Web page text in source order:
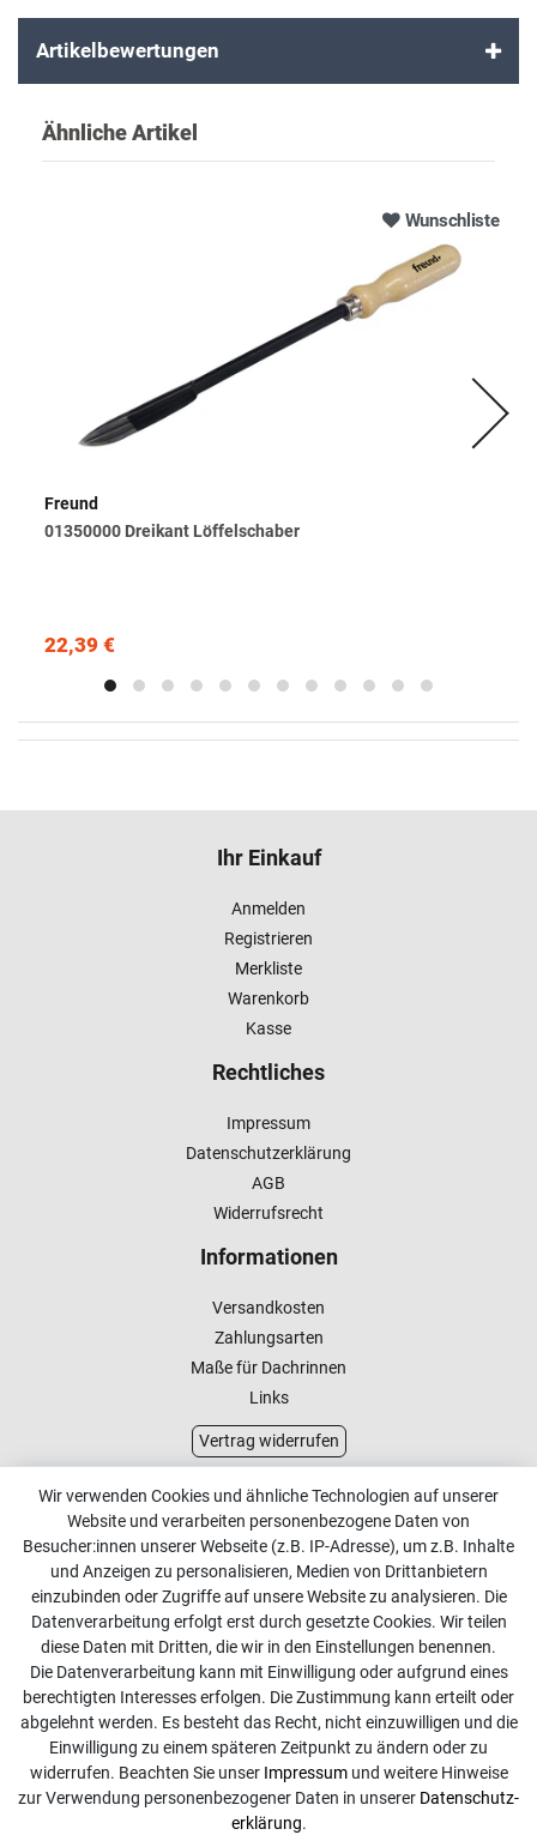
Artikelbewertungen
Ähnliche Artikel
Wunschliste
Freund
01350000 Dreikant Löffelschaber
22,39 €
Ihr Einkauf
Anmelden
Registrieren
Merkliste
Warenkorb
Kasse
Rechtliches
Impressum
Datenschutzerklärung
AGB
Widerrufsrecht
Informationen
Versandkosten
Zahlungsarten
Maße für Dachrinnen
Links
Vertrag widerrufen
Kundenservice
Kontakt
Online Retourenservice
Kontakt
info@dachdecker-shop.de
+49 3501 507295
Montag - Freitag, 08:00 - 16:00
Anrufe aus dem dt. Festnetz zum Ortstarif, Preise aus dem
Mobilfunknetz ggf. abweichend (abhängig vom Provider).
Wir verwenden Cookies und ähnliche Technologien auf unserer
Website und verarbeiten personenbezogene Daten von
Besucher:innen unserer Webseite (z.B. IP-Adresse), um z.B. Inhalte
und Anzeigen zu personalisieren, Medien von Drittanbietern
einzubinden oder Zugriffe auf unsere Website zu analysieren. Die
Datenverarbeitung erfolgt erst durch gesetzte Cookies. Wir teilen
diese Daten mit Dritten, die wir in den Einstellungen benennen.
Die Datenverarbeitung kann mit Einwilligung oder aufgrund eines
berechtigten Interesses erfolgen. Die Zustimmung kann erteilt oder
abgelehnt werden. Es besteht das Recht, nicht einzuwilligen und die
Einwilligung zu einem späteren Zeitpunkt zu ändern oder zu
widerrufen. Beachten Sie unser Impressumund weitere Hinweise
zur Verwendung personenbezogener Daten in unserer Daten­schutz­
erklärung.